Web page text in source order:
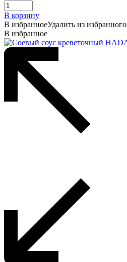
В корзину
В избранноеУдалить из избранного
В избранное